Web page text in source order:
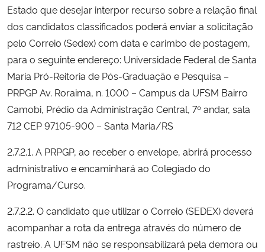
Planalto
Estado que desejar interpor recurso sobre a relação final
dos candidatos classificados poderá enviar a solicitação
pelo Correio (Sedex) com data e carimbo de postagem,
para o seguinte endereço: Universidade Federal de Santa
Maria Pró-Reitoria de Pós-Graduação e Pesquisa –
PRPGP Av. Roraima, n. 1000 – Campus da UFSM Bairro
Camobi, Prédio da Administração Central, 7º andar, sala
712 CEP 97105-900 – Santa Maria/RS
2.7.2.1. A PRPGP, ao receber o envelope, abrirá processo
administrativo e encaminhará ao Colegiado do
Programa/Curso.
2.7.2.2. O candidato que utilizar o Correio (SEDEX) deverá
acompanhar a rota da entrega através do número de
rastreio. A UFSM não se responsabilizará pela demora ou